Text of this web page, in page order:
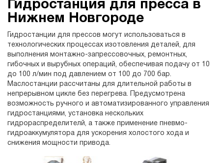
Гидростанция для пресса в
Нижнем Новгороде
Гидростанции для прессов могут использоваться в
технологических процессах изотовления деталей, для
выполнения монтажно-запрессовочных, ремонтных,
гибочных и вырубных операций, обеспечивая подачу от 10
до 100 л/мин под давлением от 100 до 700 бар.
Маслостанции рассчитаны для длительной работы в
непрерывном цикле без перегрева. Предусмотрена
возможность ручного и автоматизированного управления
гидростанциями, установка нескольких
гидрораспределителй, а также применение пневмо-
гидроаккумулятора для ускорения холостого хода и
снижения мощности привода.